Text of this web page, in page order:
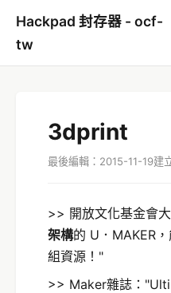
Hackpad 封存器 - ocf-
tw
3dprint
最後編輯：2015-11-19建
>> 開放文化基金會
架構的 U．MAKER
組資源！"
>> Maker雜誌：